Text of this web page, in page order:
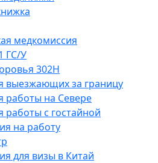
медкомиссия
ГС/У
302Н
выезжающих за границу
работы на Севере
работы с гостайной
на работу
для визы в Китай